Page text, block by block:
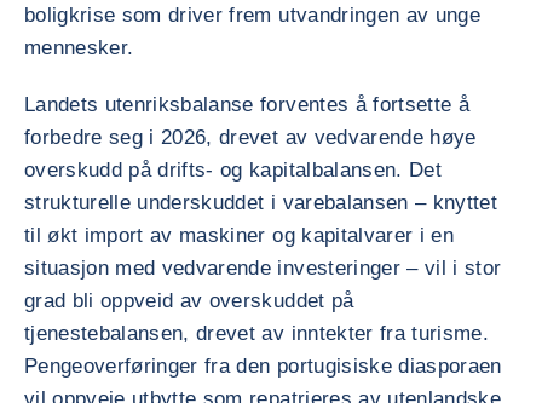
boligkrise som driver frem utvandringen av unge
mennesker.
Landets utenriksbalanse forventes å fortsette å
forbedre seg i 2026, drevet av vedvarende høye
overskudd på drifts- og kapitalbalansen. Det
strukturelle underskuddet i varebalansen – knyttet
til økt import av maskiner og kapitalvarer i en
situasjon med vedvarende investeringer – vil i stor
grad bli oppveid av overskuddet på
tjenestebalansen, drevet av inntekter fra turisme.
Pengeoverføringer fra den portugisiske diasporaen